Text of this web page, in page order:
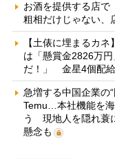
お酒を提供する店
粗相だけじゃない、
【土俵に埋まるカ
は「懸賞金2826万
だ！」 金星4個配
急増する中国企業の
Temu…本社機能を
う 現地人を隠れ蓑
懸念も